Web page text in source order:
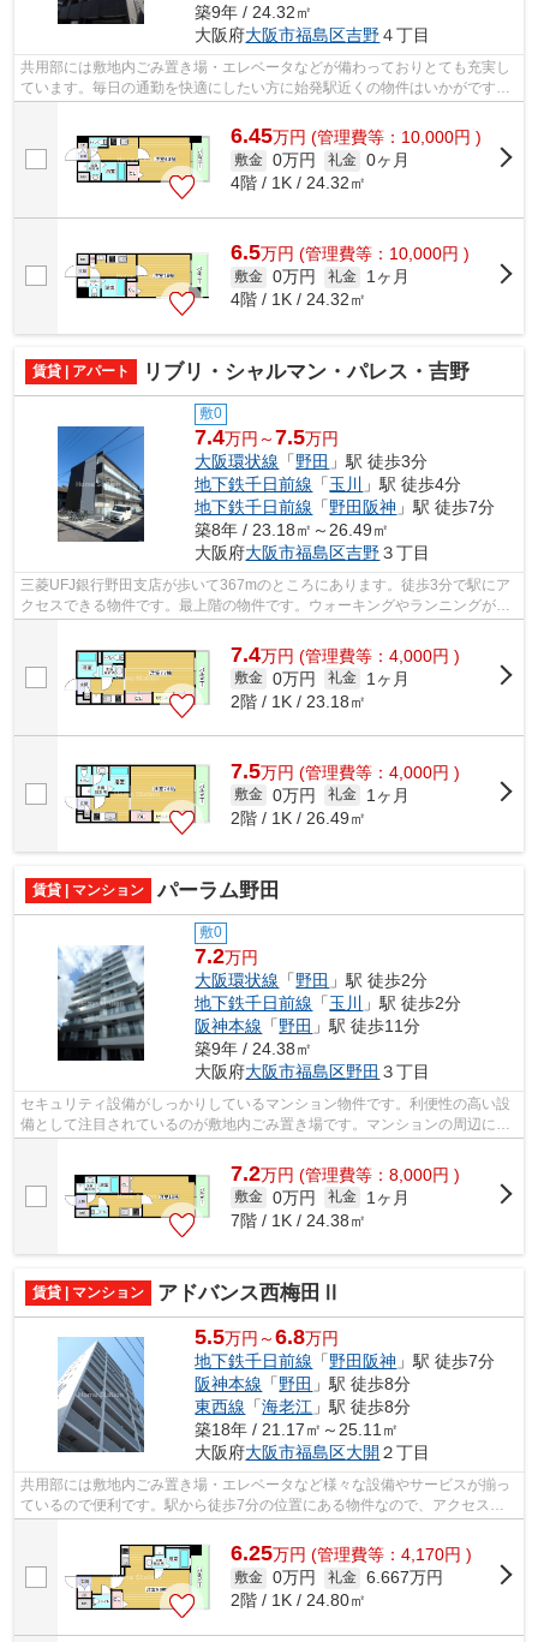
築9年 / 24.32㎡
大阪府大阪市福島区吉野４丁目
共用部には敷地内ごみ置き場・エレベータなどが備わっておりとても充実し
ています。毎日の通勤を快適にしたい方に始発駅近くの物件はいかがです
か。うっとりする程綺麗な景色を眺めら...
6.45万円 (管理費等：10,000円 )
敷金 0万円 礼金 0ヶ月
4階 / 1K / 24.32㎡
6.5万円 (管理費等：10,000円 )
敷金 0万円 礼金
1ヶ月
4階 / 1K / 24.32㎡
賃貸 | アパート リブリ・シャルマン・パレス・吉野
敷0
7.4万円～7.5万円
大阪環状線 「野田 」駅 徒歩3分
地下鉄千日前線 「玉川
」駅 徒歩4分
地下鉄千日前線 「野田阪神 」駅 徒歩7分
築8年 / 23.18㎡～26.49㎡
大阪府大阪市福島区吉野３丁目
三菱UFJ銀行野田支店が歩いて367mのところにあります。徒歩3分で駅にア
クセスできる物件です。最上階の物件です。ウォーキングやランニングが趣
7.4万円 (管理費等：4,000円 )
敷金 0万円 礼金
1ヶ月
2階 / 1K / 23.18㎡
7.5万円 (管理費等：4,000円 )
敷金 0万円 礼金
1ヶ月
2階 / 1K / 26.49㎡
賃貸 | マンション パーラム野田
敷0
7.2万円
大阪環状線 「野田 」駅 徒歩2分
地下鉄千日前線 「玉川
」駅 徒歩2分
阪神本線 「野田 」駅 徒歩11分
築9年 / 24.38㎡
大阪府大阪市福島区野田 ３丁目
セキュリティ設備がしっかりしているマンション物件です。利便性の高い設
備として注目されているのが敷地内ごみ置き場です。マンションの周辺に駅
7.2万円 (管理費等：8,000円 )
敷金 0万円 礼金
1ヶ月
7階 / 1K / 24.38㎡
賃貸 | マンション アドバンス西梅田Ⅱ
5.5万円～6.8万円
地下鉄千日前線 「野田阪神 」駅 徒歩7分
阪神本線 「野田 」駅 徒歩8分
東西線 「海老江 」駅 徒歩8分
築18年 / 21.17㎡～25.11㎡
大阪府大阪市福島区大開 ２丁目
共用部には敷地内ごみ置き場・エレベータなど様々な設備やサービスが揃っ
ているので便利です。駅から徒歩7分の位置にある物件なので、アクセスも
良好です。シンプルながらも風の通り道...
6.25万円 (管理費等：4,170円 )
敷金 0万円 礼金 6.667万円
2階 / 1K / 24.80㎡